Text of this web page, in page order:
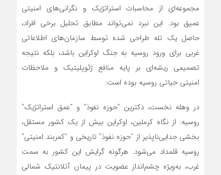
مجموعه‌ای از محاسبات استراتژیک و نگرانی‌های امنیتی
عمیق بود. این نبرد نمی‌تواند مطابق تحلیل برخی افراد،
حاصل یک تله طراحی شده توسط سازمان‌های اطلاعاتی
غربی برای ورود روسیه به جنگ اوکراین باشد، بلکه نتیجه
تصمیمی ریشه‌ای بر پایه منافع ژئوپلیتیک و ملاحظات
امنیتی حیاتی روسیه بوده است:
در وهله نخست، دکترین “حوزه نفوذ” و “عمق استراتژیک”
روسیه: از نگاه کرملین، اوکراین بیش از یک کشور مستقل،
بخشی جدایی‌ناپذیر از “حوزه نفوذ” تاریخی و “کمربند امنیتی”
روسیه قلمداد می‌شود. هرگونه گرایش این کشور به سمت
غرب، به‌ویژه چشم‌انداز عضویت در پیمان آتلانتیک شمالی